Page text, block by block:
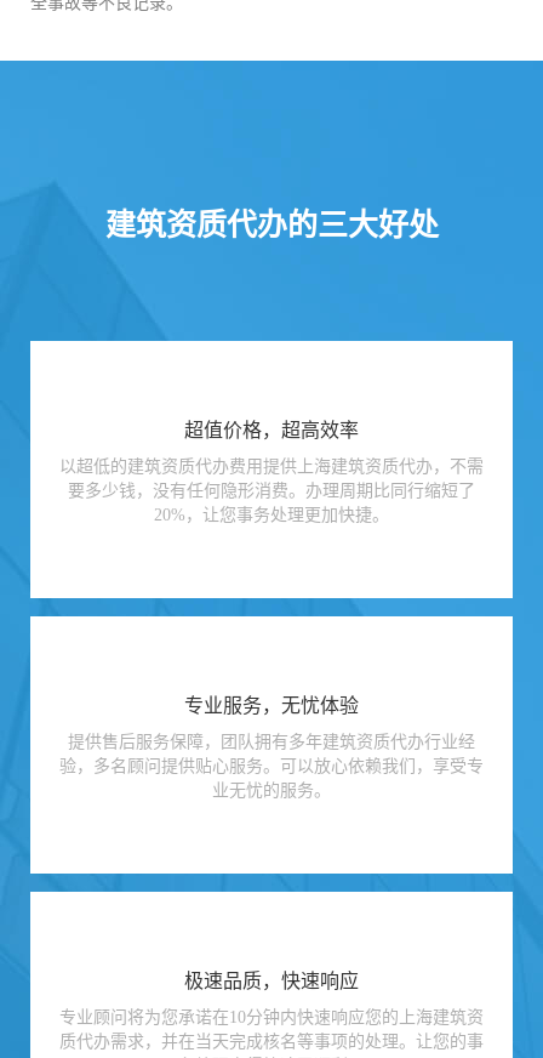
建筑资质代办的三大好处
超值价格，超高效率
以超低的建筑资质代办费用提供上海建筑资质代办，不需
要多少钱，没有任何隐形消费。办理周期比同行缩短了
20%，让您事务处理更加快捷。
专业服务，无忧体验
提供售后服务保障，团队拥有多年建筑资质代办行业经
验，多名顾问提供贴心服务。可以放心依赖我们，享受专
业无忧的服务。
极速品质，快速响应
专业顾问将为您承诺在10分钟内快速响应您的上海建筑资
质代办需求，并在当天完成核名等事项的处理。让您的事